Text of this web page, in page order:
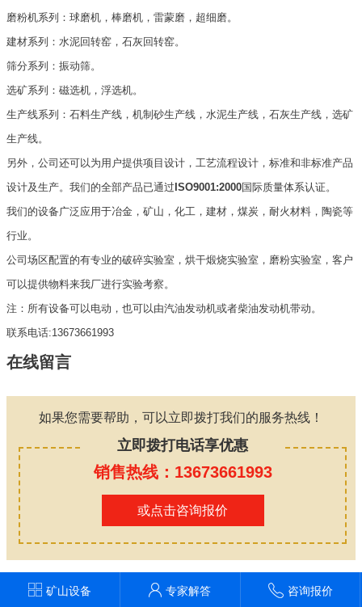
磨粉机系列：球磨机，棒磨机，雷蒙磨，超细磨。
建材系列：水泥回转窑，石灰回转窑。
筛分系列：振动筛。
选矿系列：磁选机，浮选机。
生产线系列：石料生产线，机制砂生产线，水泥生产线，石灰生产线，选矿
生产线。
另外，公司还可以为用户提供项目设计，工艺流程设计，标准和非标准产品
设计及生产。我们的全部产品已通过ISO9001:2000国际质量体系认证。
我们的设备广泛应用于冶金，矿山，化工，建材，煤炭，耐火材料，陶瓷等
行业。
公司场区配置的有专业的破碎实验室，烘干煅烧实验室，磨粉实验室，客户
可以提供物料来我厂进行实验考察。
注：所有设备可以电动，也可以由汽油发动机或者柴油发动机带动。
联系电话:13673661993
在线留言
如果您需要帮助，可以立即拨打我们的服务热线！
立即拨打电话享优惠
销售热线：13673661993
或点击咨询报价
矿山设备 专家解答 咨询报价